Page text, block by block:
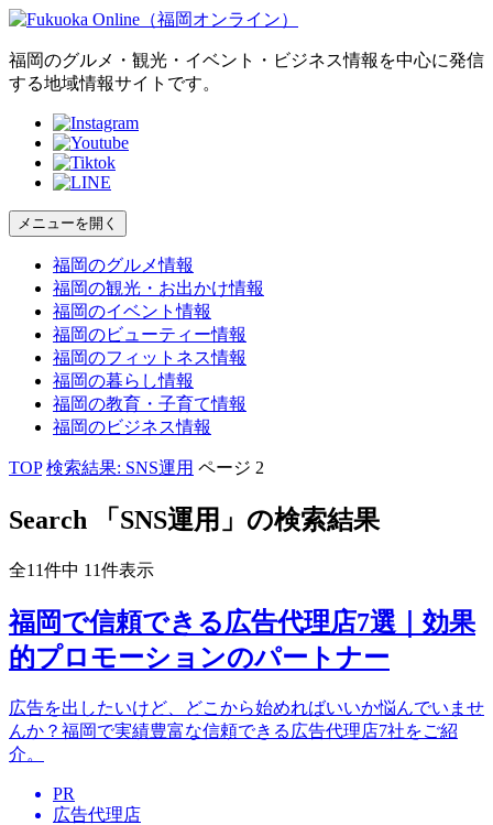
福岡のグルメ・観光・イベント・ビジネス情報を中心に発信
する地域情報サイトです。
メニューを開く
福岡のグルメ情報
福岡の観光・お出かけ情報
福岡のイベント情報
福岡のビューティー情報
福岡のフィットネス情報
福岡の暮らし情報
福岡の教育・子育て情報
福岡のビジネス情報
TOP 検索結果: SNS運用 ページ 2
Search 「SNS運用」の検索結果
全11件中 11件表示
福岡で信頼できる広告代理店7選｜効果
的プロモーションのパートナー
広告を出したいけど、どこから始めればいいか悩んでいませ
んか？福岡で実績豊富な信頼できる広告代理店7社をご紹
介。
PR
広告代理店